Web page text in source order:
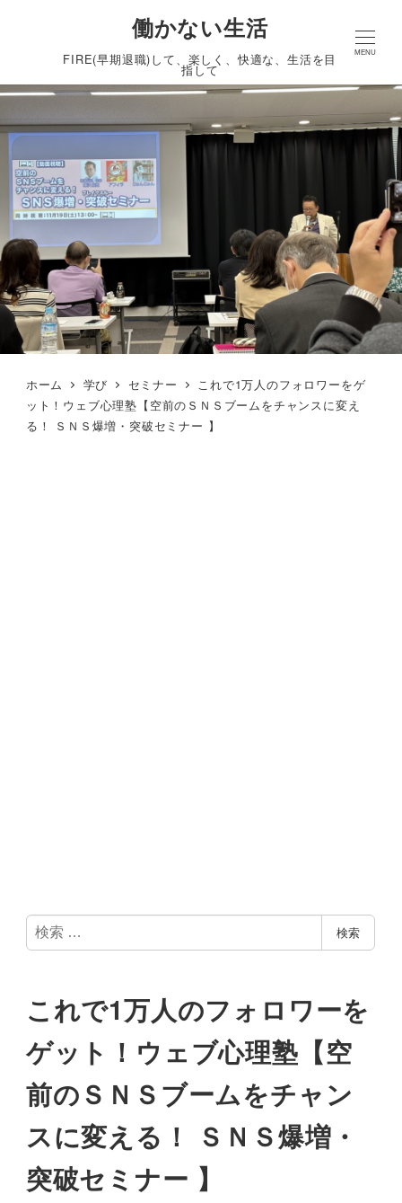
働かない生活
FIRE(早期退職)して、楽しく、快適な、生活を目
指して
MENU
ホーム 学び セミナー
これで1万人のフォロワーをゲ
ット！ウェブ心理塾【空前のＳＮＳブームをチャンスに変え
る！ ＳＮＳ爆増・突破セミナー 】
検
索
検索
これで1万人のフォロワーを
ゲット！ウェブ心理塾【空
前のＳＮＳブームをチャン
スに変える！ ＳＮＳ爆増・
突破セミナー 】